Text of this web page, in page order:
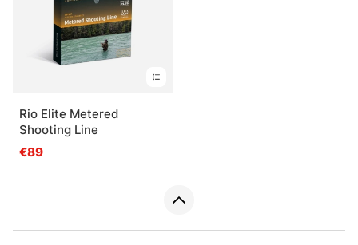
Rio Elite Metered
Shooting Line
€89